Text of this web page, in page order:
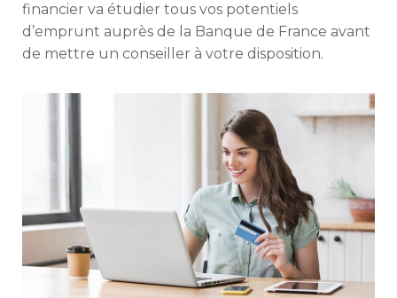
financier va étudier tous vos potentiels
d’emprunt auprès de la Banque de France avant
de mettre un conseiller à votre disposition.